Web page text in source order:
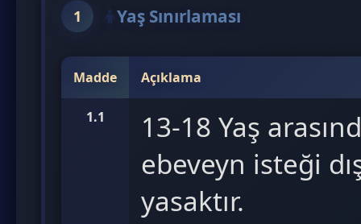
1 Yaş Sınırlaması
Madde Açıklama
1.1
13-18 Yaş
ebeveyn isteği
yasaktır.